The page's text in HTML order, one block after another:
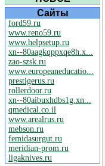
Сайты
ford59.ru
www.reno59.ru
www.helpsetup.ru
xn--80aagkqppxqe8h.x...
zao-szsk.ru
www.europeaneducatio...
prestigerus.ru
rollerdoor.ru
xn--80aibuxhdbs1g.xn...
qmedical.co.il
www.arealrus.ru
mebson.ru
femidasurgut.ru
meridian-prom.ru
ligaknives.ru